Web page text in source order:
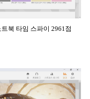
북 타임 스파이 2961점